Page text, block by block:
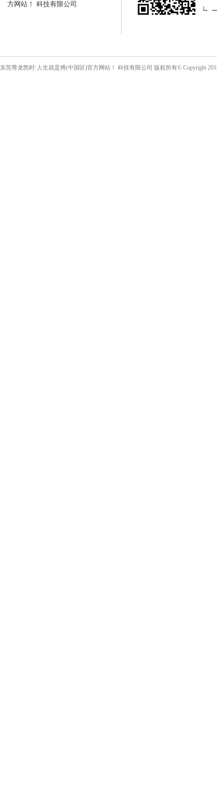
方网站！ 科技有限公司
东莞尊龙凯时·人生就是搏(中国区)官方网站！ 科技有限公司 版权所有© Copyright